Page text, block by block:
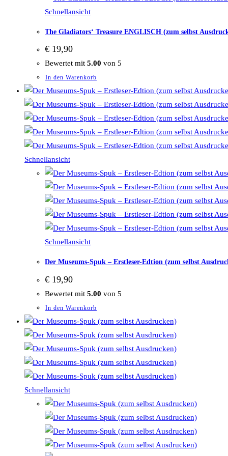
Schnellansicht
The Gladiators‘ Treasure ENGLISCH (zum selbst
€ 19,90
Bewertet mit 5.00 von 5
In den Warenkorb
Schnellansicht
Schnellansicht
Der Museums-Spuk – Erstleser-Edtion (zum selbst
€ 19,90
Bewertet mit 5.00 von 5
In den Warenkorb
Schnellansicht